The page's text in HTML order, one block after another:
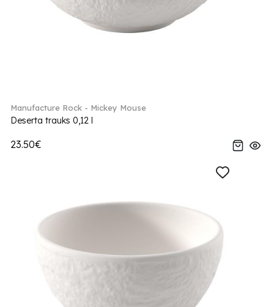
Manufacture Rock - Mickey Mouse
Deserta trauks 0,12 l
23.50€